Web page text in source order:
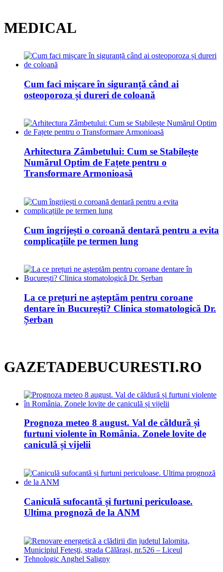
MEDICAL
Cum faci mișcare în siguranță când ai
osteoporoza și dureri de coloană
Arhitectura Zâmbetului: Cum se Stabilește
Numărul Optim de Fațete pentru o
Transformare Armonioasă
Cum îngrijești o coroană dentară pentru a evita
complicațiile pe termen lung
La ce prețuri ne așteptăm pentru coroane
dentare în București? Clinica stomatologică Dr.
Șerban
GAZETADEBUCURESTI.RO
Prognoza meteo 8 august. Val de căldură și
furtuni violente în România. Zonele lovite de
caniculă și vijelii
Caniculă sufocantă și furtuni periculoase.
Ultima prognoză de la ANM